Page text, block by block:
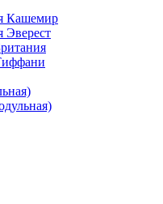
Кашемир
Эверест